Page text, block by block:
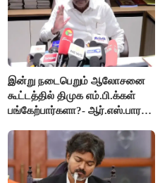
இன்று நடைபெறும் ஆலோசனை
கூட்டத்தில் திமுக எம்.பி.க்கள்
பங்கேற்பார்களா?- ஆர்.எஸ்.பாரதி